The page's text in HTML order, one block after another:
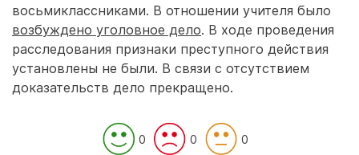
восьмиклассниками. В отношении учителя было
возбуждено уголовное дело. В ходе проведения
расследования признаки преступного действия
установлены не были. В связи с отсутствием
доказательств дело прекращено.
0 0 0